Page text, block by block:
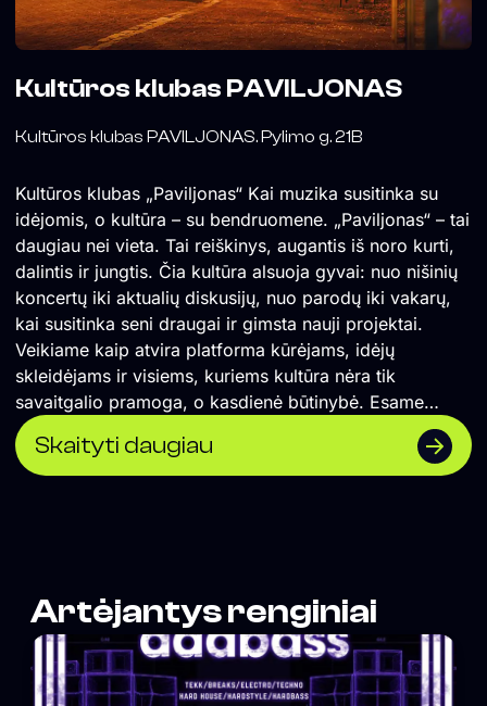
Kultūros klubas PAVILJONAS
Kultūros klubas PAVILJONAS. Pylimo g. 21B
Kultūros klubas „Paviljonas“ Kai muzika susitinka su
idėjomis, o kultūra – su bendruomene. „Paviljonas“ – tai
daugiau nei vieta. Tai reiškinys, augantis iš noro kurti,
dalintis ir jungtis. Čia kultūra alsuoja gyvai: nuo nišinių
koncertų iki aktualių diskusijų, nuo parodų iki vakarų,
kai susitinka seni draugai ir gimsta nauji projektai.
Veikiame kaip atvira platforma kūrėjams, idėjų
skleidėjams ir visiems, kuriems kultūra nėra tik
savaitgalio pramoga, o kasdienė būtinybė. Esame
Vilniaus širdyje, bet žvelgiame plačiai – į šiuolaikinę
sceną, į ateities formas, į bendruomenę, kuri kuria
kartu. Ką veikiame? – Rengiame gyvos muzikos
Mylime kultūrą – ir ja dalijamės. Jei „Paviljonas“ būtų
daina – tai būtų ta, kuri skamba dar ilgai po to, kai ji
nutilo.
Skaityti daugiau
Artėjantys renginiai